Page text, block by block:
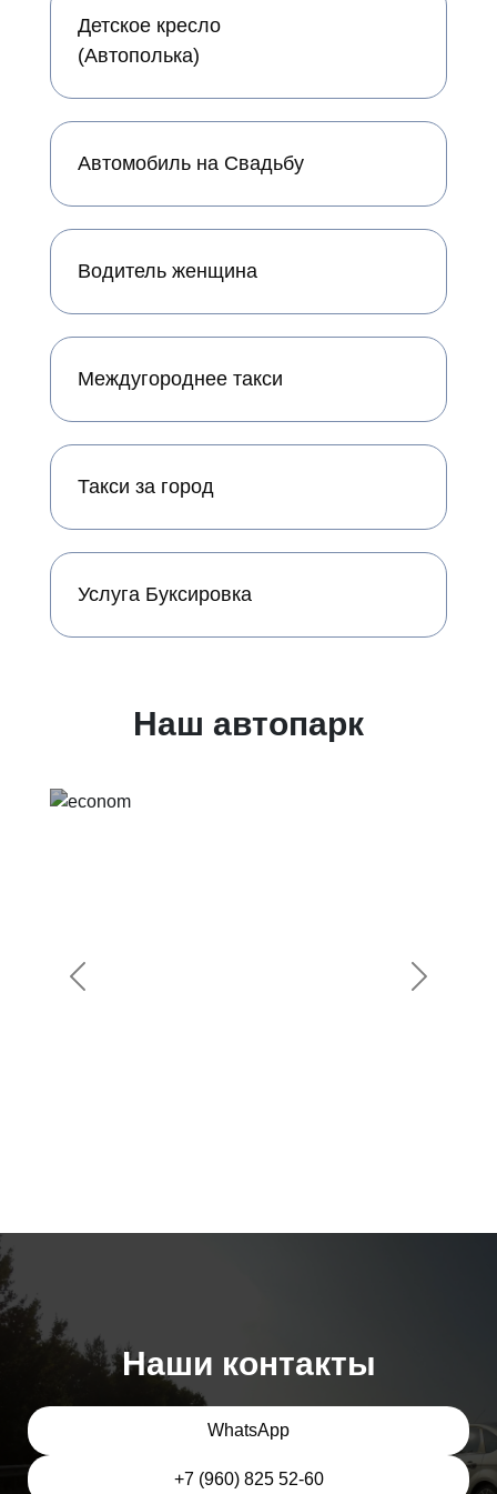
Детское кресло
(Автополька)
Автомобиль на Свадьбу
Водитель женщина
Междугороднее такси
Такси за город
Услуга Буксировка
Наш автопарк
Предыдущий
Наши контакты
WhatsApp
+7 (960) 825 52-60